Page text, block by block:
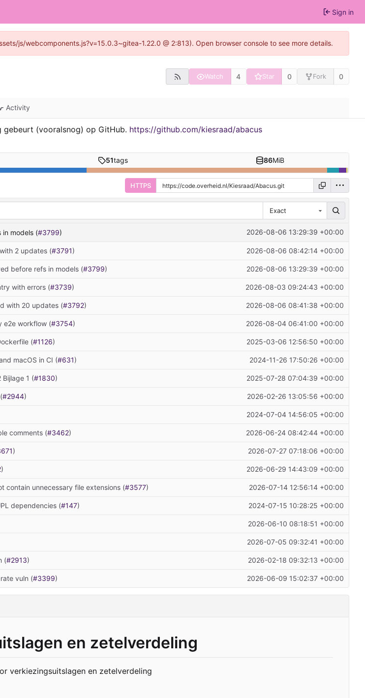
Sign in
js/webcomponents.js?v=15.0.3~gitea-1.22.0 @ 2:813). Open browser console to see more details.
Watch 4 Star 0 Fork 0
Activity
gebeurt (vooralsnog) op GitHub. https://github.com/kiesraad/abacus
51tags 86MiB
HTTPS
Exact
in models (#3799) 2026-08-06 13:29:39 +00:00
2 updates (#3791) 2026-08-06 08:42:14 +00:00
before refs in models (#3799) 2026-08-06 13:29:39 +00:00
with errors (#3739) 2026-08-03 09:24:43 +00:00
with 20 updates (#3792) 2026-08-06 08:41:38 +00:00
e2e workflow (#3754) 2026-08-04 06:41:00 +00:00
(#1126) 2025-03-06 12:56:50 +00:00
macOS in CI (#631) 2024-11-26 17:50:26 +00:00
1 (#1830) 2025-07-28 07:04:39 +00:00
#2944) 2026-02-26 13:05:56 +00:00
2024-07-04 14:56:05 +00:00
comments (#3462) 2026-06-24 08:42:44 +00:00
) 2026-07-27 07:18:06 +00:00
) 2026-06-29 14:43:09 +00:00
contain unnecessary file extensions (#3577) 2026-07-14 12:56:14 +00:00
dependencies (#147) 2024-07-15 10:28:25 +00:00
2026-06-10 08:18:51 +00:00
2026-07-05 09:32:41 +00:00
(#2913) 2026-02-18 09:32:13 +00:00
vuln (#3399) 2026-06-09 15:02:37 +00:00
en zetelverdeling